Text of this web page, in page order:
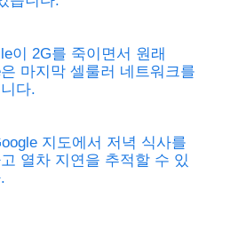
이 2G를 죽이면서 원래
마지막 셀룰러 네트워크를
다.
지도에서 저녁 식사를
열차 지연을 추적할 수 있